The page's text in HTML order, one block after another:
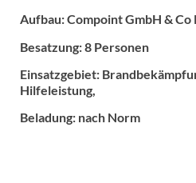
Aufbau: Compoint GmbH & Co
Besatzung: 8 Personen
Einsatzgebiet:
Hilfeleistung,
Beladung: nach Norm